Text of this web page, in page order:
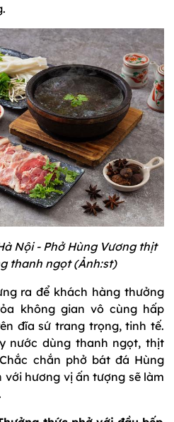
Nội - Phở Hùng Vương thịt
thanh ngọt (Ảnh:st)
ra để khách hàng thưởng
không gian vô cùng hấp
đĩa sứ trang trọng, tinh tế.
nước dùng thanh ngọt, thịt
chắn phở bát đá Hùng
hương vị ấn tượng sẽ làm